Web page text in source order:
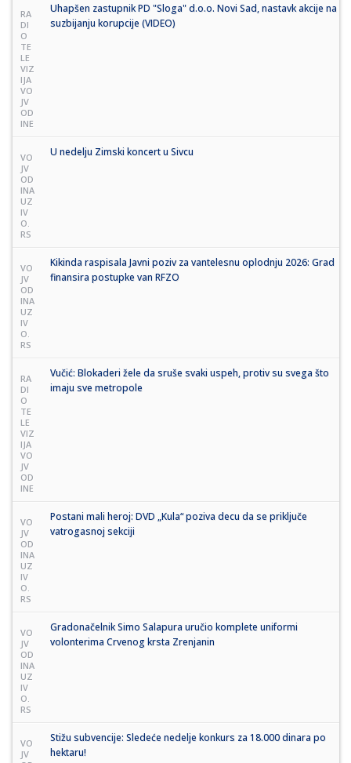
RA
DI
O
TE
LE
VIZ
IJA
VO
JV
OD
INE
Uhapšen zastupnik PD "Sloga" d.o.o. Novi Sad, nastavk akcije na
suzbijanju korupcije (VIDEO)
VO
JV
OD
INA
UZ
IV
O.
RS
U nedelju Zimski koncert u Sivcu
VO
JV
OD
INA
UZ
IV
O.
RS
Kikinda raspisala Javni poziv za vantelesnu oplodnju 2026: Grad
finansira postupke van RFZO
RA
DI
O
TE
LE
VIZ
IJA
VO
JV
OD
INE
Vučić: Blokaderi žele da sruše svaki uspeh, protiv su svega što
imaju sve metropole
VO
JV
OD
INA
UZ
IV
O.
RS
Postani mali heroj: DVD „Kula“ poziva decu da se priključe
vatrogasnoj sekciji
VO
JV
OD
INA
UZ
IV
O.
RS
Gradonačelnik Simo Salapura uručio komplete uniformi
volonterima Crvenog krsta Zrenjanin
VO
JV
Stižu subvencije: Sledeće nedelje konkurs za 18.000 dinara po
hektaru!